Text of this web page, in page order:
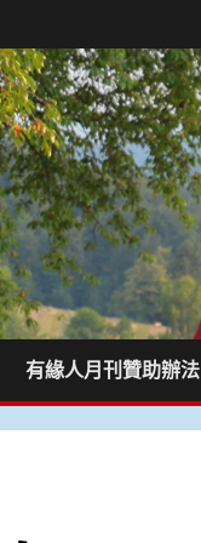
有緣人月刊贊助辦法